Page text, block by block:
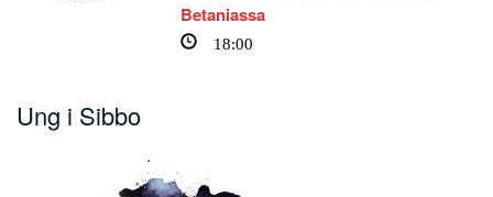
Betaniassa
18:00
Ung i Sibbo